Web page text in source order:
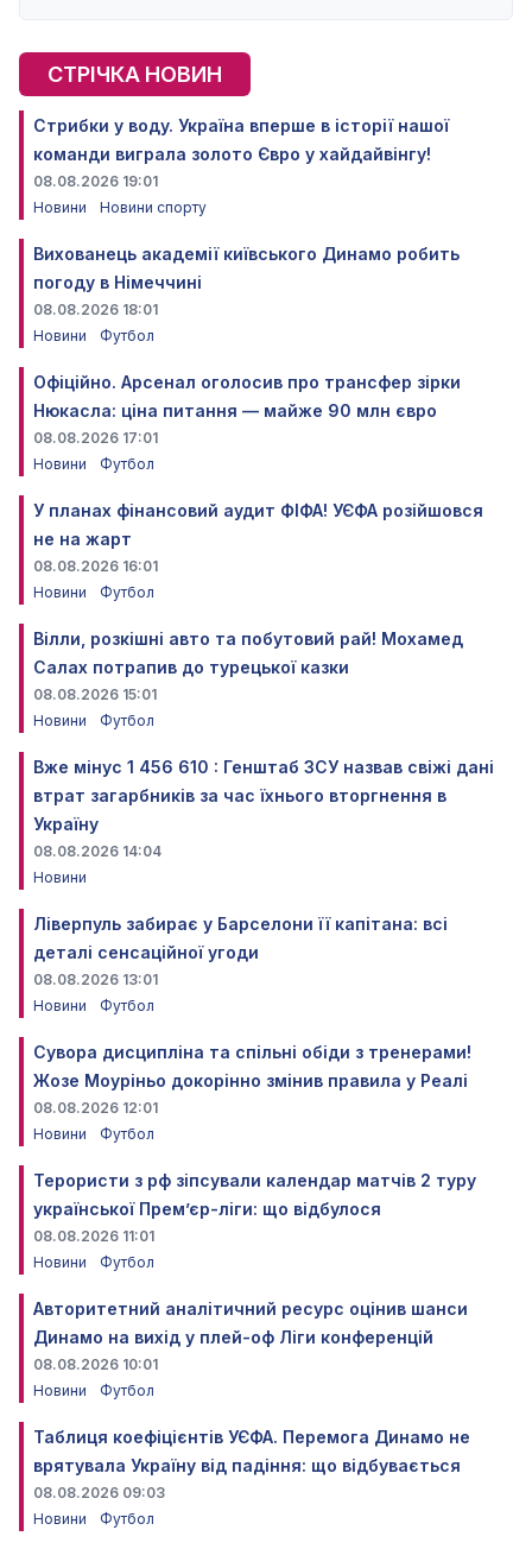
СТРІЧКА НОВИН
Стрибки у воду. Україна вперше в історії нашої
команди виграла золото Євро у хайдайвінгу!
08.08.2026 19:01
Новини
Новини спорту
Вихованець академії київського Динамо робить
погоду в Німеччині
08.08.2026 18:01
Новини
Футбол
Офіційно. Арсенал оголосив про трансфер зірки
Нюкасла: ціна питання — майже 90 млн євро
08.08.2026 17:01
Новини
Футбол
У планах фінансовий аудит ФІФА! УЄФА розійшовся
не на жарт
08.08.2026 16:01
Новини
Футбол
Вілли, розкішні авто та побутовий рай! Мохамед
Салах потрапив до турецької казки
08.08.2026 15:01
Новини
Футбол
Вже мінус 1 456 610 : Генштаб ЗСУ назвав свіжі дані
втрат загарбників за час їхнього вторгнення в
Україну
08.08.2026 14:04
Новини
Ліверпуль забирає у Барселони її капітана: всі
деталі сенсаційної угоди
08.08.2026 13:01
Новини
Футбол
Сувора дисципліна та спільні обіди з тренерами!
Жозе Моуріньо докорінно змінив правила у Реалі
08.08.2026 12:01
Новини
Футбол
Терористи з рф зіпсували календар матчів 2 туру
української Прем’єр-ліги: що відбулося
08.08.2026 11:01
Новини
Футбол
Авторитетний аналітичний ресурс оцінив шанси
Динамо на вихід у плей-оф Ліги конференцій
08.08.2026 10:01
Новини
Футбол
Таблиця коефіцієнтів УЄФА. Перемога Динамо не
врятувала Україну від падіння: що відбувається
08.08.2026 09:03
Новини
Футбол